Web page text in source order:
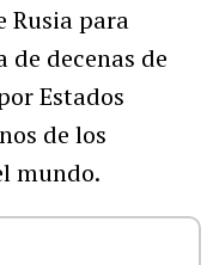
Rusia para
decenas de
Estados
de los
mundo.